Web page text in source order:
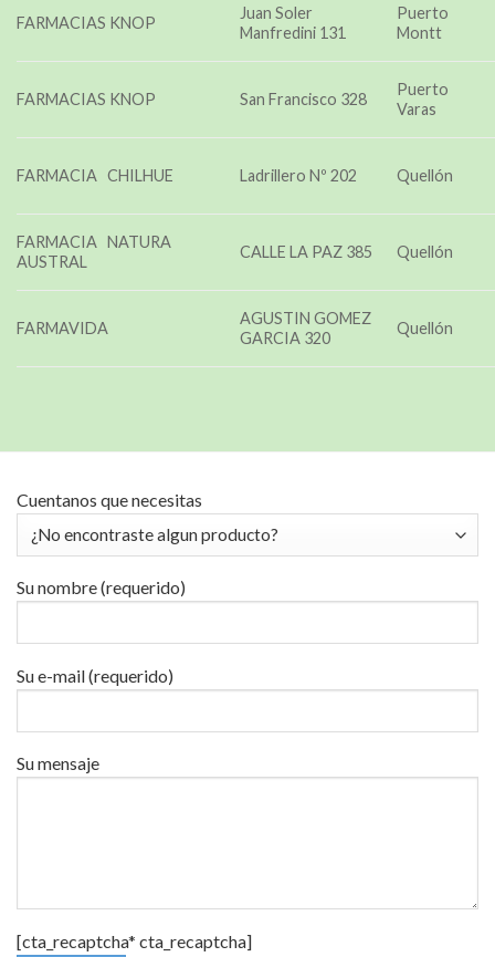
FARMACIAS KNOP
Juan Soler
Manfredini 131
Puerto
Montt
FARMACIAS KNOP San Francisco 328
Puerto
Varas
FARMACIA CHILHUE Ladrillero Nº 202 Quellón
FARMACIA NATURA
AUSTRAL
CALLE LA PAZ 385 Quellón
FARMAVIDA
AGUSTIN GOMEZ
GARCIA 320
Quellón
Cuentanos que necesitas
Su nombre (requerido)
Su e-mail (requerido)
Su mensaje
[cta_recaptcha* cta_recaptcha]